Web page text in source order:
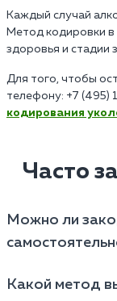
Каждый случай
Метод кодировки в
здоровья и стадии
Для того, чтобы
телефону: +7 (495)
кодирования
Часто
Можно ли
и
Какой метод